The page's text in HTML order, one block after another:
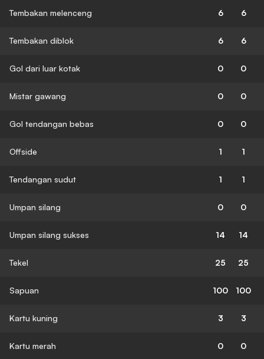
Tembakan melenceng 6 6
Tembakan diblok 6 6
Gol dari luar kotak 0 0
Mistar gawang 0 0
Gol tendangan bebas 0 0
Offside 1 1
Tendangan sudut 1 1
Umpan silang 0 0
Umpan silang sukses 14 14
Tekel 25 25
Sapuan 100 100
Kartu kuning 3 3
Kartu merah 0 0